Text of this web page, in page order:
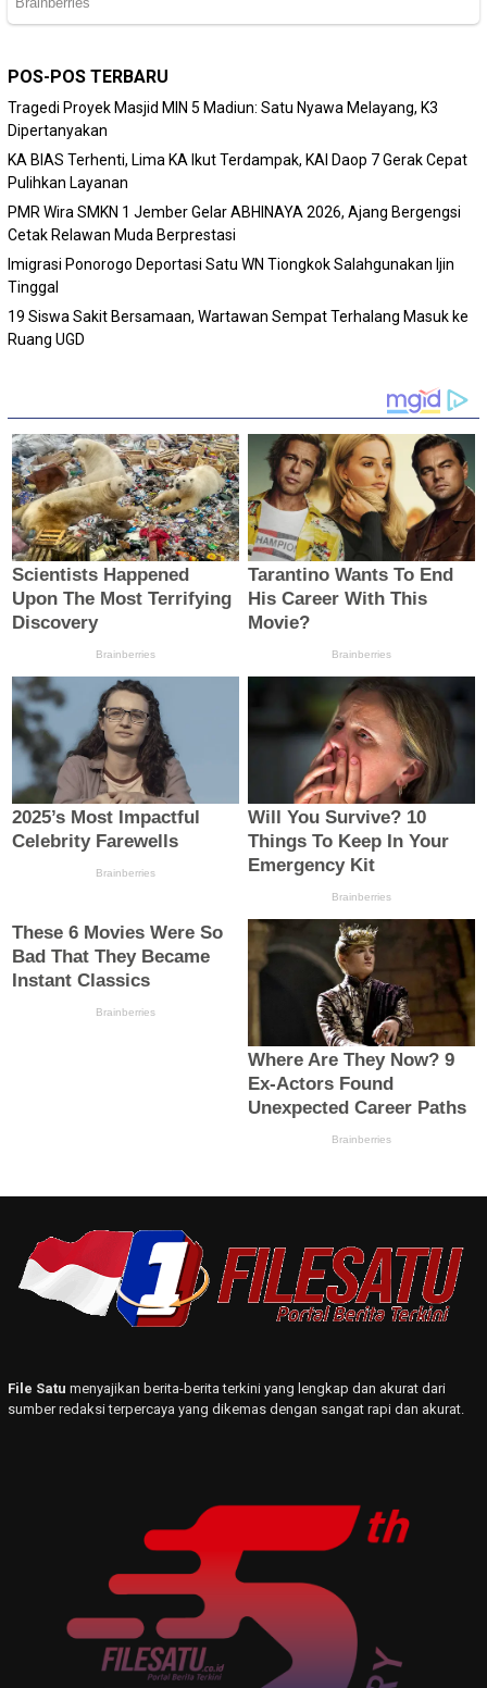
POS-POS TERBARU
Tragedi Proyek Masjid MIN 5 Madiun: Satu Nyawa Melayang, K3
Dipertanyakan
KA BIAS Terhenti, Lima KA Ikut Terdampak, KAI Daop 7 Gerak Cepat
Pulihkan Layanan
PMR Wira SMKN 1 Jember Gelar ABHINAYA 2026, Ajang Bergengsi
Cetak Relawan Muda Berprestasi
Imigrasi Ponorogo Deportasi Satu WN Tiongkok Salahgunakan Ijin
Tinggal
19 Siswa Sakit Bersamaan, Wartawan Sempat Terhalang Masuk ke
Ruang UGD
File Satu menyajikan berita-berita terkini yang lengkap dan akurat dari
sumber redaksi terpercaya yang dikemas dengan sangat rapi dan akurat.